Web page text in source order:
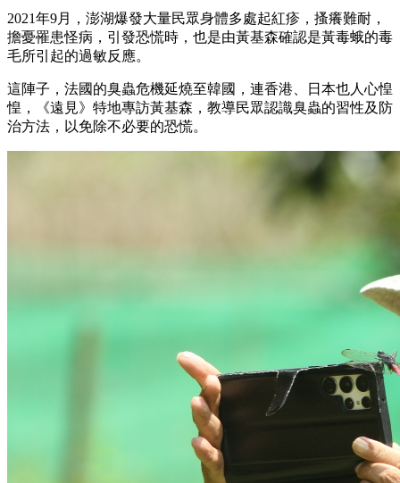
2021年9月，澎湖爆發大量民眾身體多處起紅疹，搔癢難耐，
擔憂罹患怪病，引發恐慌時，也是由黃基森確認是黃毒蛾的毒
毛所引起的過敏反應。
這陣子，法國的臭蟲危機延燒至韓國，連香港、日本也人心惶
惶，《遠見》特地專訪黃基森，教導民眾認識臭蟲的習性及防
治方法，以免除不必要的恐慌。